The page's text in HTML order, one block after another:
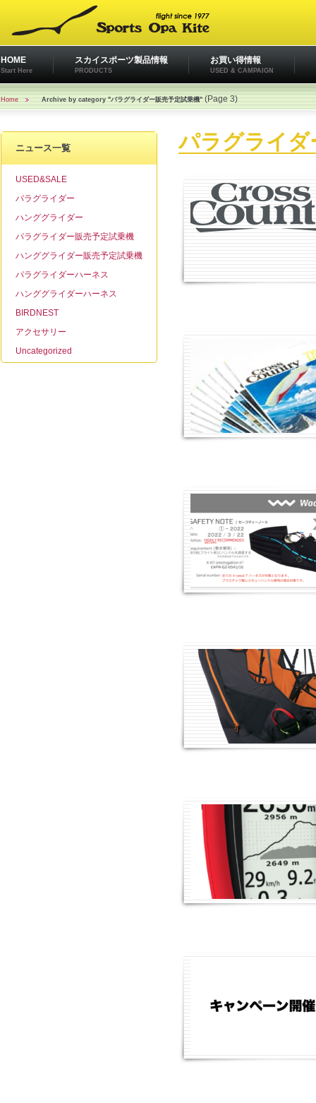
HOME
Start Here
スカイスポーツ製品情報
PRODUCTS
お買い得情報
USED & CAMPAIGN
Home Archive by category "パラグライダー販売予定試乗機" (Page 3)
ニュース一覧
USED&SALE
パラグライダー
ハンググライダー
パラグライダー販売予定試乗機
ハンググライダー販売予定試乗機
パラグライダーハーネス
ハンググライダーハーネス
BIRDNEST
アクセサリー
Uncategorized
パラグライダ